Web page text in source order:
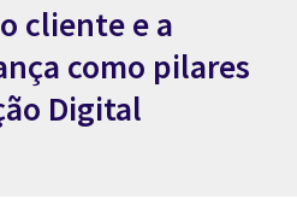
cliente e a
como pilares
Digital